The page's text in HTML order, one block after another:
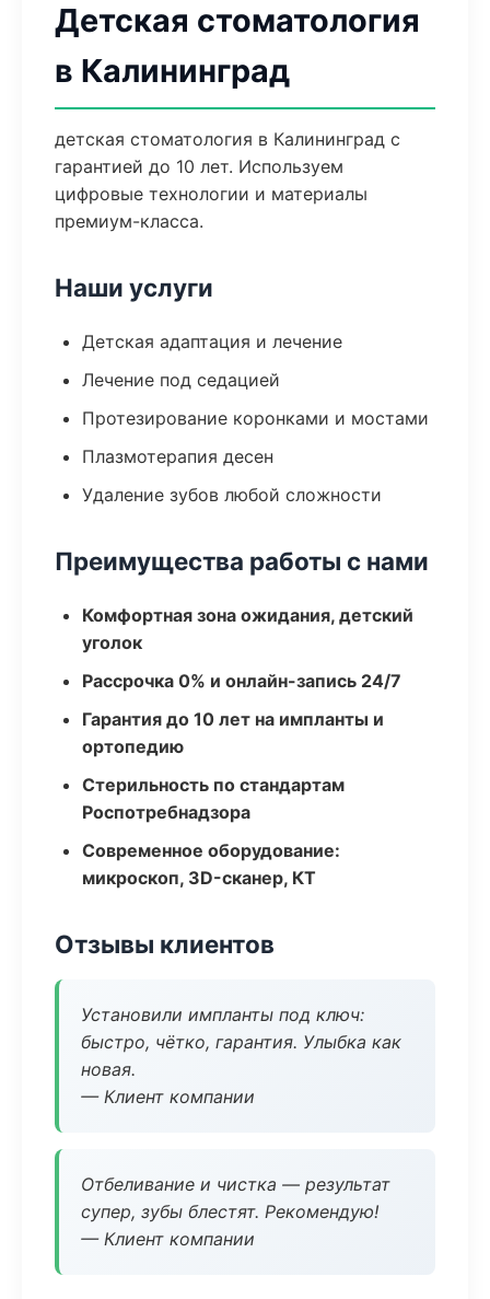
Детская стоматология
в Калининград
детская стоматология в Калининград с
гарантией до 10 лет. Используем
цифровые технологии и материалы
премиум-класса.
Наши услуги
Детская адаптация и лечение
Лечение под седацией
Протезирование коронками и мостами
Плазмотерапия десен
Удаление зубов любой сложности
Преимущества работы с нами
Комфортная зона ожидания, детский
уголок
Рассрочка 0% и онлайн-запись 24/7
Гарантия до 10 лет на импланты и
ортопедию
Стерильность по стандартам
Роспотребнадзора
Современное оборудование:
микроскоп, 3D-сканер, КТ
Отзывы клиентов
Установили импланты под ключ:
быстро, чётко, гарантия. Улыбка как
новая.
— Клиент компании
Отбеливание и чистка — результат
супер, зубы блестят. Рекомендую!
— Клиент компании